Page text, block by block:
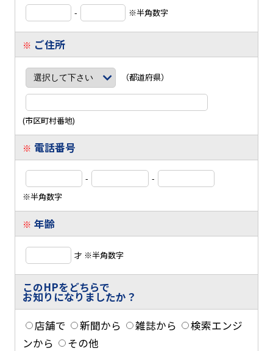
- ※半角数字
※ ご住所
（都道府県）
(市区町村番地)
※ 電話番号
-
-
※半角数字
※ 年齢
才 ※半角数字
このHPをどちらで
お知りになりましたか？
店舗で
新聞から 雑誌から
検索エンジ
ンから
その他